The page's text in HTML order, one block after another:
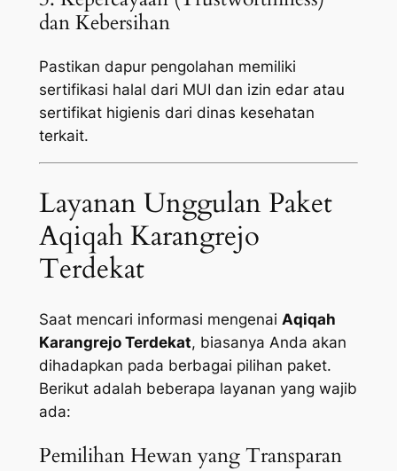
dan Kebersihan
Pastikan dapur pengolahan memiliki
sertifikasi halal dari MUI dan izin edar atau
sertifikat higienis dari dinas kesehatan
terkait.
Layanan Unggulan Paket
Aqiqah Karangrejo
Terdekat
Saat mencari informasi mengenai Aqiqah
Karangrejo Terdekat, biasanya Anda akan
dihadapkan pada berbagai pilihan paket.
Berikut adalah beberapa layanan yang wajib
ada:
Pemilihan Hewan yang Transparan